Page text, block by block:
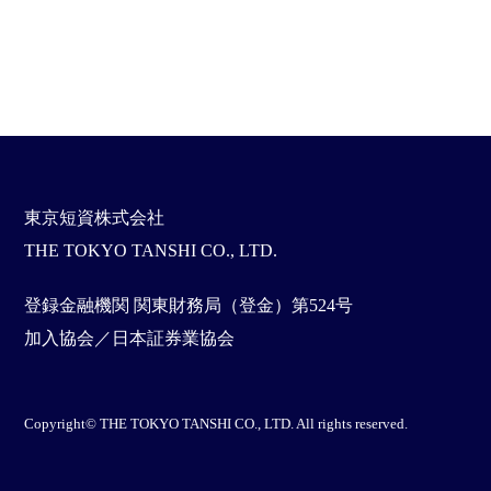
東京短資株式会社
THE TOKYO TANSHI CO., LTD.
登録金融機関 関東財務局（登金）第524号
加入協会／日本証券業協会
Copyright© THE TOKYO TANSHI CO., LTD. All rights reserved.